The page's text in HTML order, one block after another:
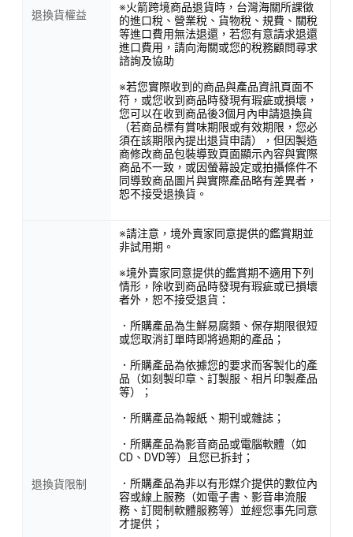
退換貨權益
※火箭跨境商品退貨時，台灣海關所課徵
的進口稅、營業稅、貨物稅、規費、關稅
等進口費用無法退還，若您有意請求退還
進口費用，請向海關或您的稅務顧問尋求
諮詢及協助
※若您實際收到的商品與產品資訊頁面不
符，或您收到商品時發現有瑕疵或損壞，
您可以在收到商品後3個月內申請退換貨
（若商品標有賞味期限或有效期限，您必
須在該期限內提出退貨申請），但因製造
商修改商品包裝導致頁面顯示內容與實際
商品不一致，或因螢幕設定或拍攝條件不
同導致商品圖片與實際產品略有差異者，
恕不接受退換貨。
退換貨限制
※請注意，境外賣家同意提供的鑑賞期並
非試用期。
※境外賣家同意提供的鑑賞期不適用下列
情形，除收到商品時發現有瑕疵或已損壞
者外，恕不接受退貨：
．所購產品為生鮮易腐類、保存期限很短
或您取消訂單時即將過期的產品；
．所購產品為依據您的要求而客製化的產
品（如刻製印章、訂製服、相片印製產品
等）；
．所購產品為報紙、期刊或雜誌；
．所購產品為影音商品或電腦軟體（如
CD、DVD等）且您已拆封；
．所購產品為非以有形媒介提供的數位內
容或線上服務（如電子書、影音串流服
務、訂閱制軟體服務等）並經您事先同意
才提供；